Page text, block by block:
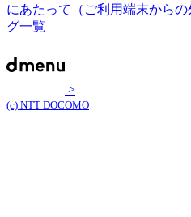
にあたって（ご利用端末から
グ一覧
>
(c) NTT DOCOMO